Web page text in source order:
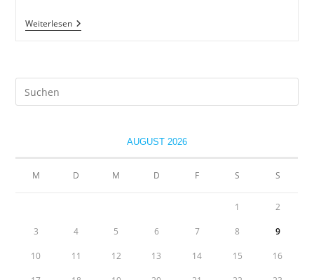
WeiterlesenSkin
Active
Im
AUGUST 2026
M D M D F S S
1 2
3 4 5 6 7 8 9
10 11 12 13 14 15 16